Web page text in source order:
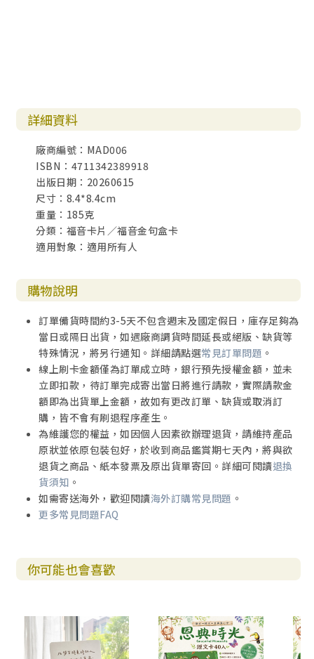
詳細資料
廠商編號：MAD006
ISBN：4711342389918
出版日期：20260615
尺寸：8.4*8.4cm
重量：185克
分類：福音卡片／福音金句盒卡
適用對象：適用所有人
購物說明
訂單備貨時間約3-5天不包含週末及國定假日，庫存足夠為
當日或隔日出貨，如遇廠商調貨時間延長或絕版、缺貨等
特殊情況，將另行通知。詳細請點選常見訂單問題 。
線上刷卡金額僅為訂單成立時，銀行預先授權金額，並未
立即扣款，待訂單完成寄出當日將進行請款，實際請款金
額即為出貨單上金額，故如有更改訂單、缺貨或取消訂
購，皆不會有刷退程序產生。
為維護您的權益，如因個人因素欲辦理退貨，請維持產品
原狀並依原包裝包好，於收到商品鑑賞期七天內，將與欲
退貨之商品、紙本發票及原出貨單寄回。詳細可閱讀退換
貨須知 。
如需寄送海外，歡迎閱讀海外訂購常見問題 。
更多常見問題FAQ
你可能也會喜歡